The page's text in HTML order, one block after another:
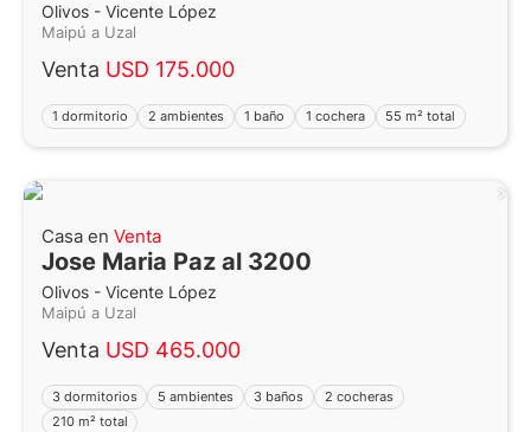
Olivos - Vicente López
Maipú a Uzal
Venta USD 175.000
1 dormitorio 2 ambientes 1 baño 1 cochera 55 m² total
Casa en Venta
Jose Maria Paz al 3200
Olivos - Vicente López
Maipú a Uzal
Venta USD 465.000
3 dormitorios 5 ambientes 3 baños
2 cocheras
210 m² total